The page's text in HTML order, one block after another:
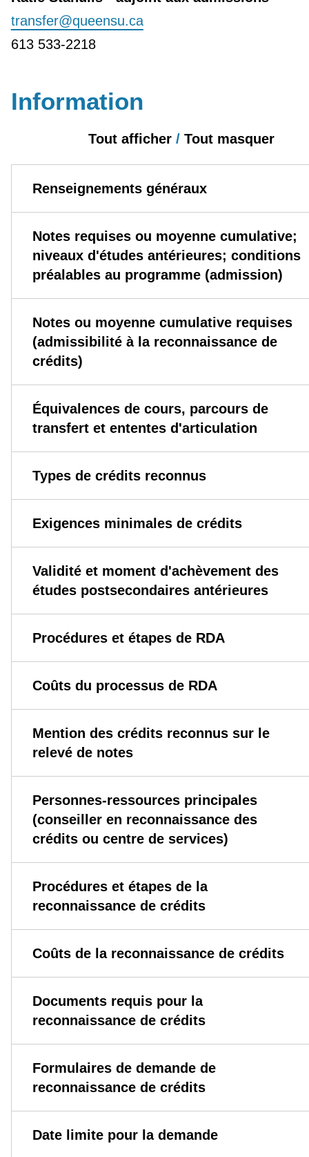
transfer@queensu.ca
613 533-2218
Information
Tout afficher /Tout masquer
Renseignements généraux
Notes requises ou moyenne cumulative;
niveaux d'études antérieures; conditions
préalables au programme (admission)
Notes ou moyenne cumulative requises
(admissibilité à la reconnaissance de
crédits)
Équivalences de cours, parcours de
transfert et ententes d'articulation
Types de crédits reconnus
Exigences minimales de crédits
Validité et moment d'achèvement des
études postsecondaires antérieures
Procédures et étapes de RDA
Coûts du processus de RDA
Mention des crédits reconnus sur le
relevé de notes
Personnes-ressources principales
(conseiller en reconnaissance des
crédits ou centre de services)
Procédures et étapes de la
reconnaissance de crédits
Coûts de la reconnaissance de crédits
Documents requis pour la
reconnaissance de crédits
Formulaires de demande de
reconnaissance de crédits
Date limite pour la demande